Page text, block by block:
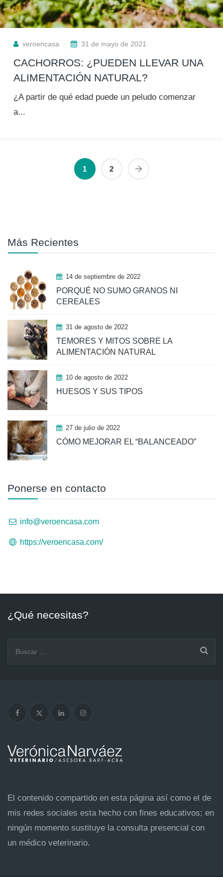
veroencasa 31 de mayo de 2021
CACHORROS: ¿PUEDEN LLEVAR UNA
ALIMENTACIÓN NATURAL?
¿A partir de qué edad puede un peludo comenzar
a...
1 2
Más Recientes
14 de septiembre de 2022
PORQUÉ NO SUMO GRANOS NI
CEREALES
31 de agosto de 2022
TEMORES Y MITOS SOBRE LA
ALIMENTACIÓN NATURAL
10 de agosto de 2022
HUESOS Y SUS TIPOS
27 de julio de 2022
CÓMO MEJORAR EL “BALANCEADO”
Ponerse en contacto
info@veroencasa.com
https://veroencasa.com/
¿Qué necesitas?
El contenido compartido en esta página así como el de
mis redes sociales esta hecho con fines educativos; en
ningún momento sustituye la consulta presencial con
un médico veterinario.